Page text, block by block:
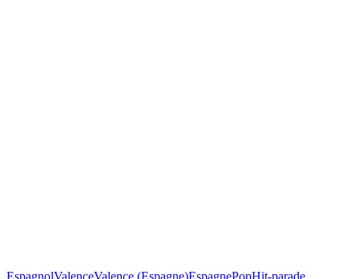
EspagnolValenceValence (Espagne)EspagnePopHit-parade